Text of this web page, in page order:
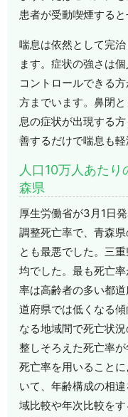
患者が受動喫煙すると
喘息は依然として完
ます。症状の強さは
コントロールできる
方までいます。鼻閉
息の症状が出現する
善するだけで喘息も軽
人口10万人あた
森県
厚生労働省が3月1日
調整死亡率で、青森
とも最悪でした。三
均でした。最も死亡
率は高齢者の多い都
道府県では低くなる
なる地域間で死亡状
整しそろえた死亡率
死亡率を用いること
いて、年齢構成の相
域比較や年次比較を